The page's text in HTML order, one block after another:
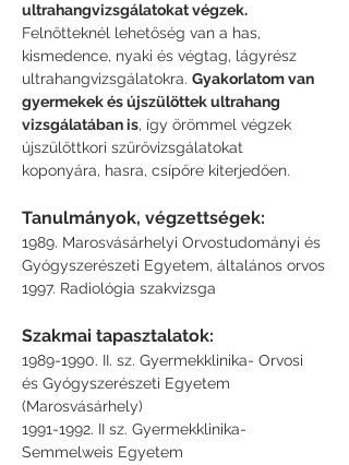
ultrahangvizsgálatokat végzek.
Felnőtteknél lehetőség van a has,
kismedence, nyaki és végtag, lágyrész
ultrahangvizsgálatokra. Gyakorlatom van
gyermekek és újszülöttek ultrahang
vizsgálatában is, így örömmel végzek
újszülőttkori szűrővizsgálatokat
koponyára, hasra, csípőre kiterjedően.
Tanulmányok, végzettségek:
1989. Marosvásárhelyi Orvostudományi és
Gyógyszerészeti Egyetem, általános orvos
1997. Radiológia szakvizsga
Szakmai tapasztalatok:
1989-1990. II. sz. Gyermekklinika- Orvosi
és Gyógyszerészeti Egyetem
(Marosvásárhely)
1991-1992. II sz. Gyermekklinika-
Semmelweis Egyetem